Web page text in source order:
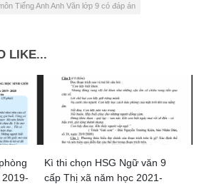
Tiếng Anh Anh Văn lớp 9 có đáp án
LIKE...
Kì thi chọn HSG Ngữ văn 9
cấp Thị xã năm học 2021-